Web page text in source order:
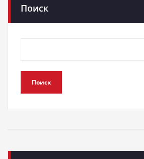
Поиск
Поиск